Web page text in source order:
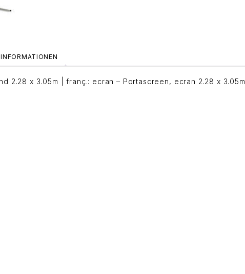
2.28 x 3.05m | franç.: ecran – Portascreen, ecran 2.28 x 3.05m